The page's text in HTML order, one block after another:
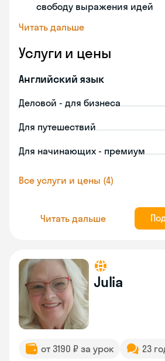
свободу выражения идей
Читать дальше
Услуги и цены
Английский язык
Деловой - для бизнеса
Для путешествий
Для начинающих - премиум
Все услуги и цены (4)
Читать дальше
Julia
от 3190 ₽ за урок 23